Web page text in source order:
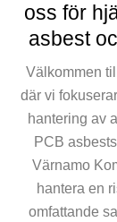
oss för
asbest
Välkommen
där vi
hantering av
PCB
Värnamo
hantera en
omfattande